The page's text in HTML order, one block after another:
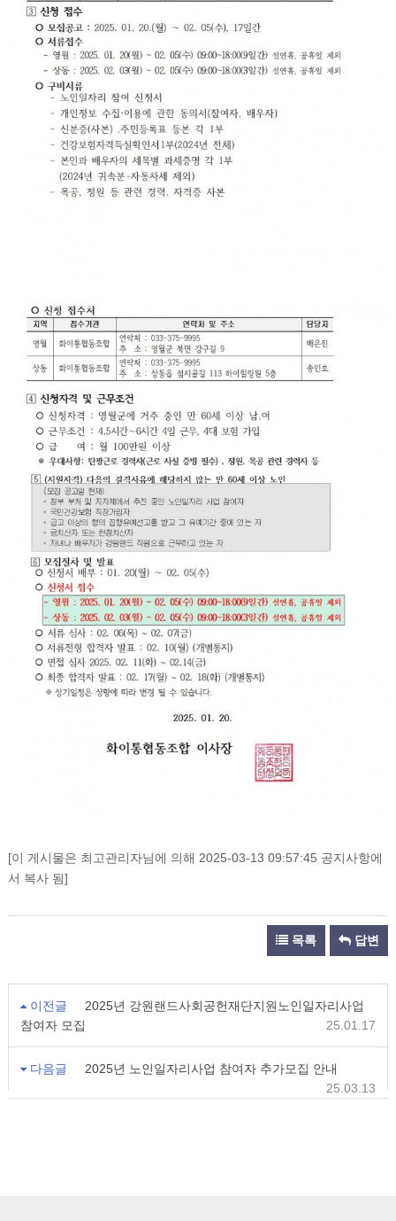
[이 게시물은 최고관리자님에 의해 2025-03-13 09:57:45 공지사항에
서 복사 됨]
목록 답변
이전글
2025년 강원랜드사회공헌재단지원노인일자리사업
참여자 모집
25.01.17
다음글
2025년 노인일자리사업 참여자 추가모집 안내
25.03.13